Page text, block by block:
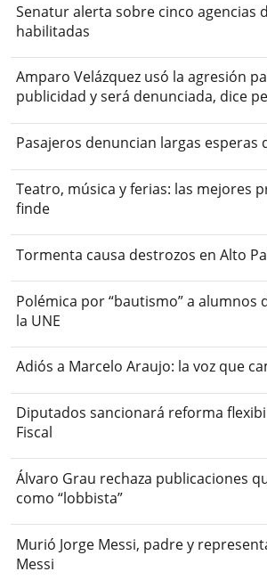
Senatur alerta sobre cinco agencias
habilitadas
Amparo Velázquez usó la agresión
publicidad y será denunciada, dice
Pasajeros denuncian largas esperas
Teatro, música y ferias: las mejores
finde
Tormenta causa destrozos en Alto
Polémica por “bautismo” a alumnos
la UNE
Adiós a Marcelo Araujo: la voz que
Diputados sancionará reforma
Fiscal
Álvaro Grau rechaza publicaciones
como “lobbista”
Murió Jorge Messi, padre y
Messi